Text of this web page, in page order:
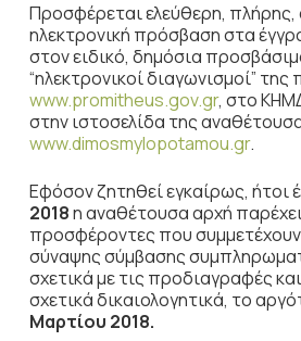
Προσφέρεται ελεύθερη,
ηλεκτρονική πρόσβαση στα
στον ειδικό, δημόσια
“ηλεκτρονικοί διαγωνισμοί” της
www.promitheus.gov.gr, στο
στην ιστοσελίδα της
www.dimosmylopotamou.gr.
Εφόσον ζητηθεί εγκαίρως, ήτοι
2018η αναθέτουσα αρχή
προσφέροντες που συμμετέχουν
σύναψης σύμβασης
σχετικά με τις προδιαγραφές
σχετικά δικαιολογητικά, το
Μαρτίου 2018.